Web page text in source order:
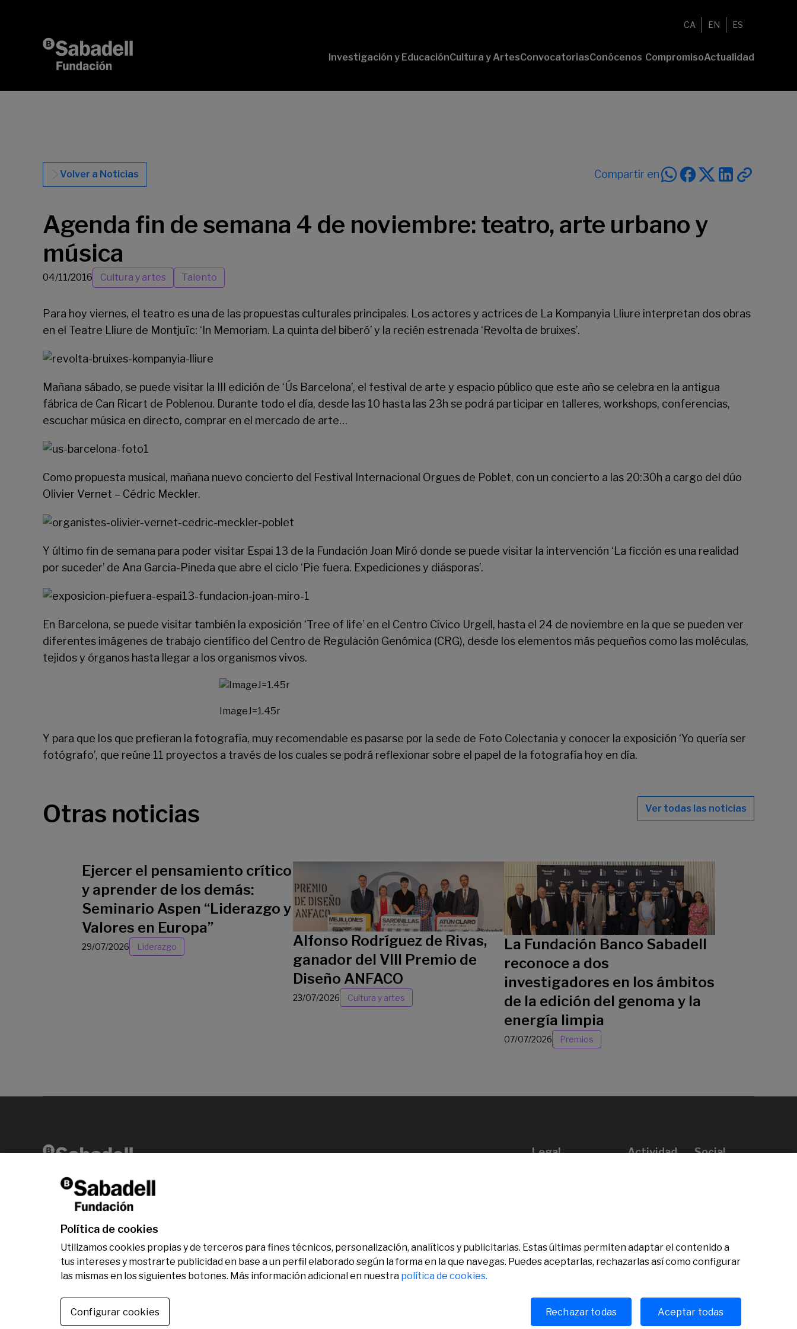
CA EN ES
Investigación y EducaciónCultura y ArtesConvocatoriasConócenos CompromisoActualidad
Volver a Noticias Compartir en
Agenda fin de semana 4 de noviembre: teatro, arte urbano y
música
04/11/2016 Cultura y artes Talento
Para hoy viernes, el teatro es una de las propuestas culturales principales. Los actores y actrices de La Kompanyia Lliure interpretan dos obras
en el Teatre Lliure de Montjuïc: ‘In Memoriam. La quinta del biberó’ y la recién estrenada ‘Revolta de bruixes’.
Mañana sábado, se puede visitar la III edición de ‘Ús Barcelona’, el festival de arte y espacio público que este año se celebra en la antigua
fábrica de Can Ricart de Poblenou. Durante todo el día, desde las 10 hasta las 23h se podrá participar en talleres, workshops, conferencias,
escuchar música en directo, comprar en el mercado de arte…
Como propuesta musical, mañana nuevo concierto del Festival Internacional Orgues de Poblet, con un concierto a las 20:30h a cargo del dúo
Olivier Vernet – Cédric Meckler.
Y último fin de semana para poder visitar Espai 13 de la Fundación Joan Miró donde se puede visitar la intervención ‘La ficción es una realidad
por suceder’ de Ana Garcia-Pineda que abre el ciclo ‘Pie fuera. Expediciones y diásporas’.
En Barcelona, se puede visitar también la exposición ‘Tree of life’ en el Centro Cívico Urgell , hasta el 24 de noviembre en la que se pueden ver
diferentes imágenes de trabajo científico del Centro de Regulación Genómica (CRG), desde los elementos más pequeños como las moléculas,
tejidos y órganos hasta llegar a los organismos vivos.
ImageJ=1.45r
Y para que los que prefieran la fotografía, muy recomendable es pasarse por la sede de Foto Colectania y conocer la exposición ‘Yo quería ser
fotógrafo’, que reúne 11 proyectos a través de los cuales se podrá reflexionar sobre el papel de la fotografía hoy en día.
Otras noticias Ver todas las noticias
Ejercer el pensamiento crítico
y aprender de los demás:
Seminario Aspen “Liderazgo y
Valores en Europa”
29/07/2026 Liderazgo
Alfonso Rodríguez de Rivas,
ganador del VIII Premio de
Diseño ANFACO
23/07/2026 Cultura y artes
La Fundación Banco Sabadell
reconoce a dos
investigadores en los ámbitos
de la edición del genoma y la
energía limpia
07/07/2026 Premios
Av. Diagonal, 456 2ª planta 08006 Barcelona
Legal Actividad Social
Política de cookies
Utilizamos cookies propias y de terceros para fines técnicos, personalización, analíticos y publicitarias. Estas últimas permiten adaptar el contenido a
tus intereses y mostrarte publicidad en base a un perfil elaborado según la forma en la que navegas. Puedes aceptarlas, rechazarlas así como configurar
las mismas en los siguientes botones. Más información adicional en nuestra política de cookies.
Configurar cookies Rechazar todas Aceptar todas